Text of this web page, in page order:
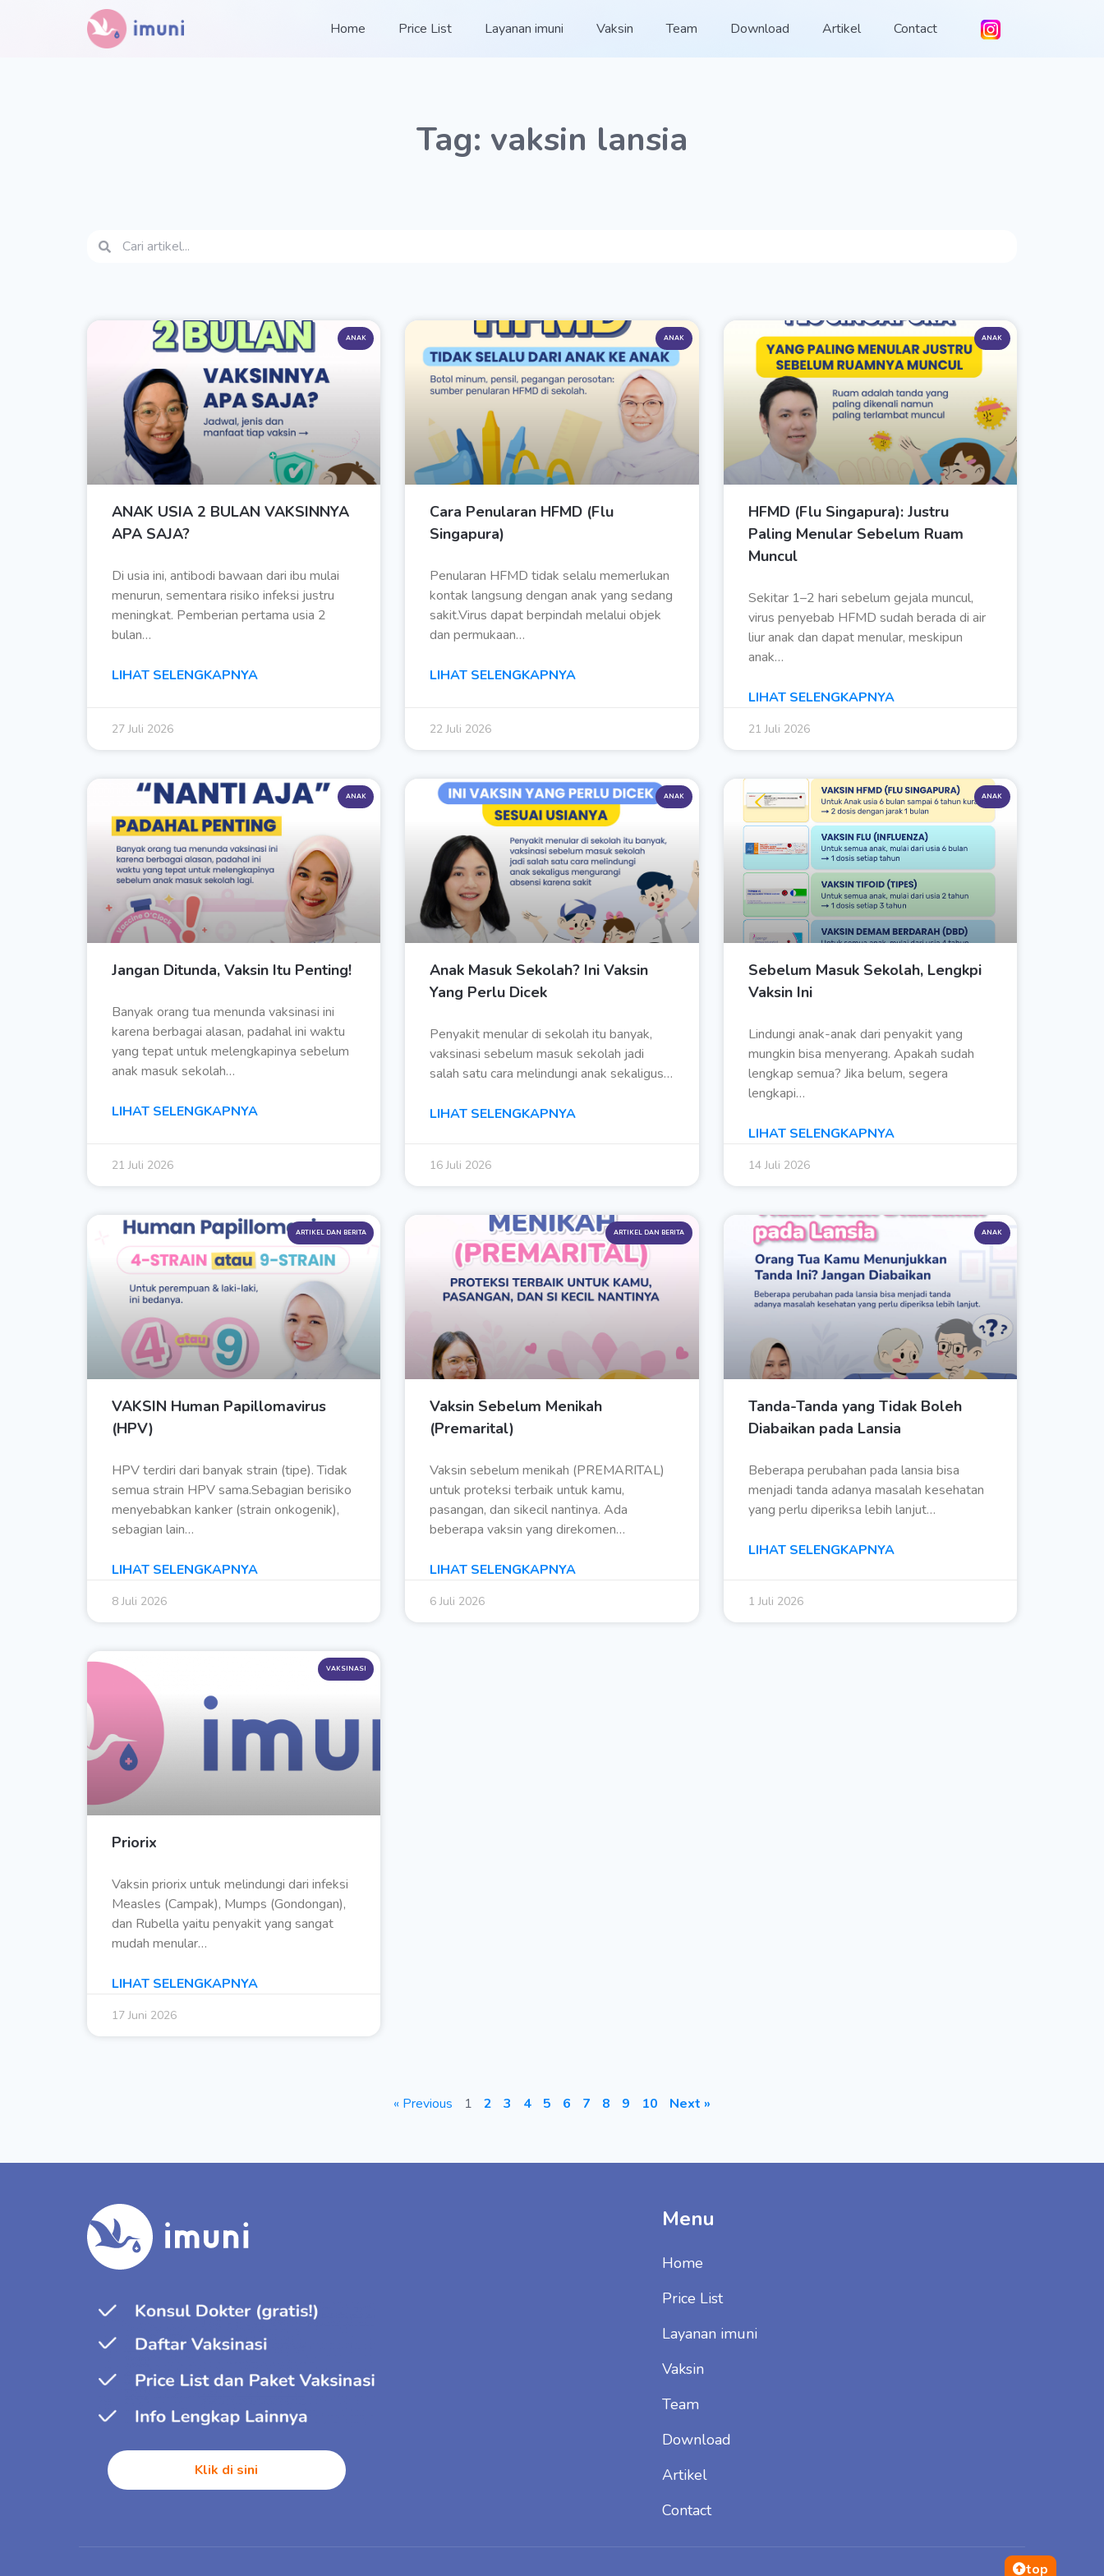
Home Price List Layanan imuni Vaksin Team Download Artikel Contact
Tag: vaksin lansia
ANAK
ANAK USIA 2 BULAN VAKSINNYA
APA SAJA?
Di usia ini, antibodi bawaan dari ibu mulai
menurun, sementara risiko infeksi justru
meningkat. Pemberian pertama usia 2
bulan…
LIHAT SELENGKAPNYA
27 Juli 2026
ANAK
Cara Penularan HFMD (Flu
Singapura)
Penularan HFMD tidak selalu memerlukan
kontak langsung dengan anak yang sedang
sakit.Virus dapat berpindah melalui objek
dan permukaan…
LIHAT SELENGKAPNYA
22 Juli 2026
ANAK
HFMD (Flu Singapura): Justru
Paling Menular Sebelum Ruam
Muncul
Sekitar 1–2 hari sebelum gejala muncul,
virus penyebab HFMD sudah berada di air
liur anak dan dapat menular, meskipun
anak…
LIHAT SELENGKAPNYA
21 Juli 2026
ANAK
Jangan Ditunda, Vaksin Itu Penting!
Banyak orang tua menunda vaksinasi ini
karena berbagai alasan, padahal ini waktu
yang tepat untuk melengkapinya sebelum
anak masuk sekolah…
LIHAT SELENGKAPNYA
21 Juli 2026
ANAK
Anak Masuk Sekolah? Ini Vaksin
Yang Perlu Dicek
Penyakit menular di sekolah itu banyak,
vaksinasi sebelum masuk sekolah jadi
salah satu cara melindungi anak sekaligus…
LIHAT SELENGKAPNYA
16 Juli 2026
ANAK
Sebelum Masuk Sekolah, Lengkpi
Vaksin Ini
Lindungi anak-anak dari penyakit yang
mungkin bisa menyerang. Apakah sudah
lengkap semua? Jika belum, segera
lengkapi…
LIHAT SELENGKAPNYA
14 Juli 2026
ARTIKEL DAN BERITA
VAKSIN Human Papillomavirus
(HPV)
HPV terdiri dari banyak strain (tipe). Tidak
semua strain HPV sama.Sebagian berisiko
menyebabkan kanker (strain onkogenik),
sebagian lain…
LIHAT SELENGKAPNYA
8 Juli 2026
ARTIKEL DAN BERITA
Vaksin Sebelum Menikah
(Premarital)
Vaksin sebelum menikah (PREMARITAL)
untuk proteksi terbaik untuk kamu,
pasangan, dan sikecil nantinya. Ada
beberapa vaksin yang direkomen…
LIHAT SELENGKAPNYA
6 Juli 2026
ANAK
Tanda-Tanda yang Tidak Boleh
Diabaikan pada Lansia
Beberapa perubahan pada lansia bisa
menjadi tanda adanya masalah kesehatan
yang perlu diperiksa lebih lanjut…
LIHAT SELENGKAPNYA
1 Juli 2026
VAKSINASI
Priorix
Vaksin priorix untuk melindungi dari infeksi
Measles (Campak), Mumps (Gondongan),
dan Rubella yaitu penyakit yang sangat
mudah menular…
LIHAT SELENGKAPNYA
17 Juni 2026
« Previous 1 2 3 4 5 6 7 8 9 10 Next »
Klik di sini
Menu
Home
Price List
Layanan imuni
Vaksin
Team
Download
Artikel
Contact
top